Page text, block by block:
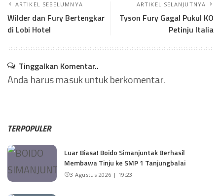
ARTIKEL SEBELUMNYA
Wilder dan Fury Bertengkar
di Lobi Hotel
ARTIKEL SELANJUTNYA
Tyson Fury Gagal Pukul KO
Petinju Italia
Tinggalkan Komentar..
Anda harusmasukuntuk berkomentar.
TERPOPULER
Luar Biasa! Boido Simanjuntak Berhasil
Membawa Tinju ke SMP 1 Tanjungbalai
3 Agustus 2026 | 19:23